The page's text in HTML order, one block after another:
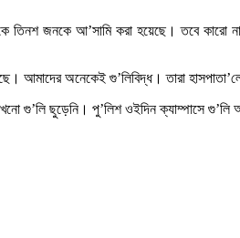
তিনশ জনকে আ’সামি করা হয়েছে। তবে
আমাদের অনেকেই গু’লিবিদ্ধ। তারা
গু’লি ছুড়েনি। পু’লিশ ওইদিন ক্যাম্পাসে গু’লি